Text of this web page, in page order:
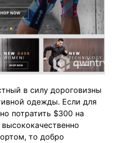
в силу дороговизны
одежды. Если для
потратить $300 на
то добро